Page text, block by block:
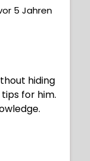
5 Jahren
hiding
for him.